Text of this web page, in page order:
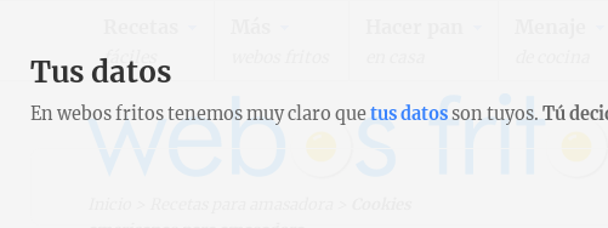
fáciles
Tus datos
En webos fritos tenemos muy claro quetus datosson tuyos. Tú